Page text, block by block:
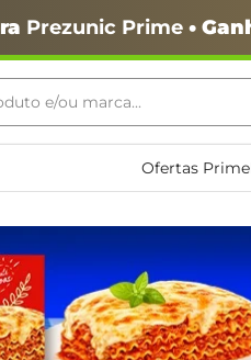
Prezunic Prime•
e/ou marca...
Ofertas Prime